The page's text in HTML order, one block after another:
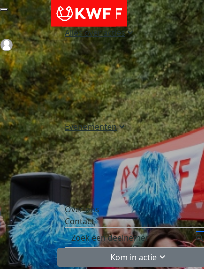
Alles over acties
Evenementen
Over ons
Contact
Kom in actie
Login